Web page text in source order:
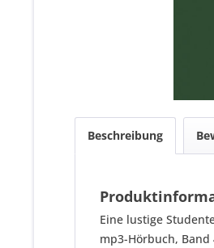
Beschreibung
Eine lustige
mp3-Hörbuch,